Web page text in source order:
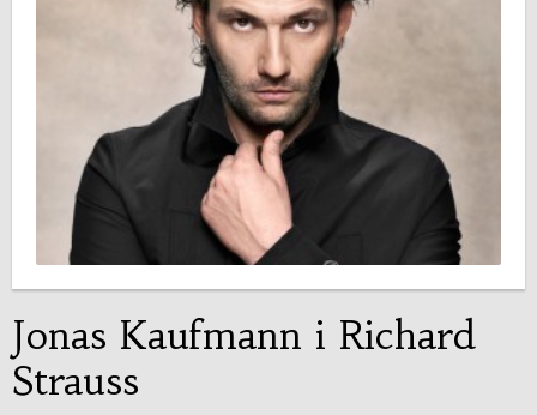
Jonas Kaufmann i Richard
Strauss